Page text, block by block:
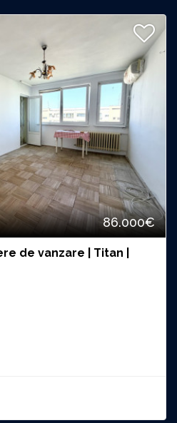
86.000€
de vanzare | Titan |